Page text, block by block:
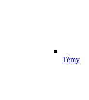
Témy